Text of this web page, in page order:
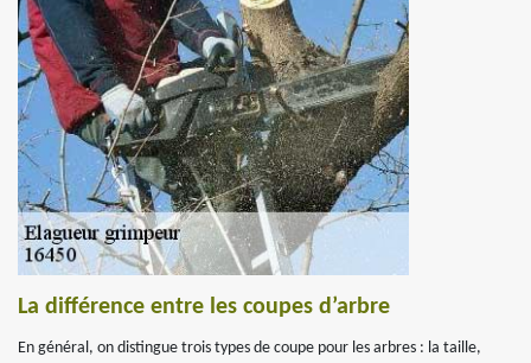
La différence entre les coupes d’arbre
En général, on distingue trois types de coupe pour les arbres : la taille,